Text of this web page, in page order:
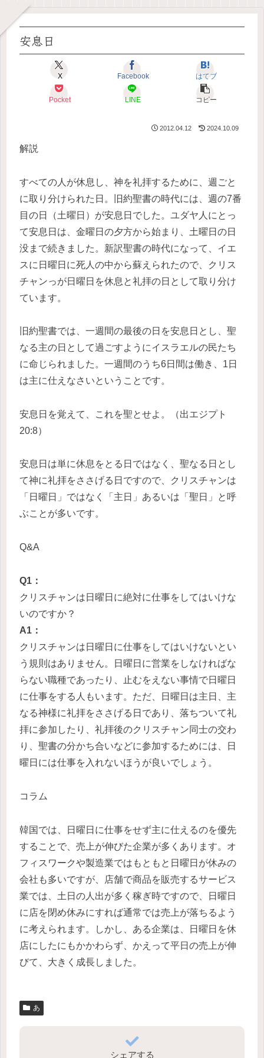
安息日
X Facebook はてブ
Pocket LINE コピー
2012.04.12 2024.10.09
解説
すべての人が休息し、神を礼拝するために、週ごと
に取り分けられた日。旧約聖書の時代には、週の7番
目の日（土曜日）が安息日でした。ユダヤ人にとっ
て安息日は、金曜日の夕方から始まり、土曜日の日
没まで続きました。新訳聖書の時代になって、イエ
スに日曜日に死人の中から蘇えられたので、クリス
チャンっが日曜日を休息と礼拝の日として取り分け
ています。
旧約聖書では、一週間の最後の日を安息日とし、聖
なる主の日として過ごすようにイスラエルの民たち
に命じられました。一週間のうち6日間は働き、1日
は主に仕えなさいということです。
安息日を覚えて、これを聖とせよ。（出エジプト
20:8）
安息日は単に休息をとる日ではなく、聖なる日とし
て神に礼拝をささげる日ですので、クリスチャンは
「日曜日」ではなく「主日」あるいは「聖日」と呼
ぶことが多いです。
Q&A
Q1：
クリスチャンは日曜日に絶対に仕事をしてはいけな
いのですか？
A1：
クリスチャンは日曜日に仕事をしてはいけないとい
う規則はありません。日曜日に営業をしなければな
らない職種であったり、止むをえない事情で日曜日
に仕事をする人もいます。ただ、日曜日は主日、主
なる神様に礼拝をささげる日であり、落ちついて礼
拝に参加したり、礼拝後のクリスチャン同士の交わ
り、聖書の分かち合いなどに参加するためには、日
曜日には仕事を入れないほうが良いでしょう。
コラム
韓国では、日曜日に仕事をせず主に仕えるのを優先
することで、売上が伸びた企業が多くあります。オ
フィスワークや製造業ではもともと日曜日が休みの
会社も多いですが、店舗で商品を販売するサービス
業では、土日の人出が多く稼ぎ時ですので、日曜日
に店を閉め休みにすれば通常では売上が落ちるよう
に考えられます。しかし、ある企業は、日曜日を休
店にしたにもかかわらず、かえって平日の売上が伸
びて、大きく成長しました。
あ
シェアする